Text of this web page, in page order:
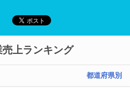
上ランキング
都道府県別